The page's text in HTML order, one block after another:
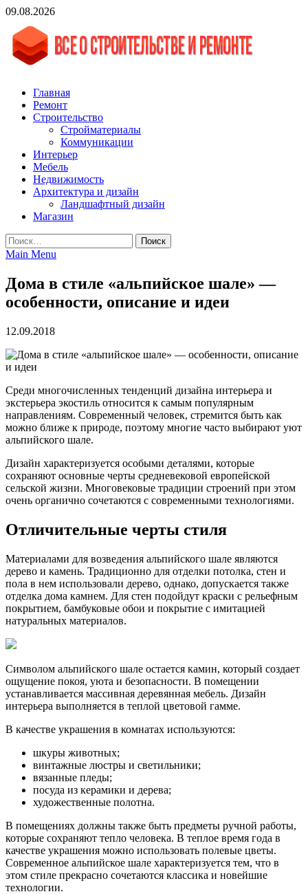
Skip
content
09.08.2026
vgasa.ru
Строительный журнал. Всё о строительстве и ремонтах
Главная
Ремонт
Строительство
Стройматериалы
Коммуникации
Интерьер
Мебель
Недвижимость
Архитектура и дизайн
Ландшафтный дизайн
Магазин
Найти:
Main Menu
Дома в стиле «альпийское шале» —
особенности, описание и идеи
12.09.2018
Среди многочисленных тенденций дизайна интерьера и
экстерьера экостиль относится к самым популярным
направлениям. Современный человек, стремится быть как
можно ближе к природе, поэтому многие часто выбирают уют
альпийского шале.
Дизайн характеризуется особыми деталями, которые
сохраняют основные черты средневековой европейской
сельской жизни. Многовековые традиции строений при этом
очень органично сочетаются с современными технологиями.
Отличительные черты стиля
Материалами для возведения альпийского шале являются
дерево и камень. Традиционно для отделки потолка, стен и
пола в нем использовали дерево, однако, допускается также
отделка дома камнем. Для стен подойдут краски с рельефным
покрытием, бамбуковые обои и покрытие с имитацией
натуральных материалов.
Символом альпийского шале остается камин, который создает
ощущение покоя, уюта и безопасности. В помещении
устанавливается массивная деревянная мебель. Дизайн
интерьера выполняется в теплой цветовой гамме.
В качестве украшения в комнатах используются:
шкуры животных;
винтажные люстры и светильники;
вязанные пледы;
посуда из керамики и дерева;
художественные полотна.
В помещениях должны также быть предметы ручной работы,
которые сохраняют тепло человека. В теплое время года в
качестве украшения можно использовать полевые цветы.
Современное альпийское шале характеризуется тем, что в
этом стиле прекрасно сочетаются классика и новейшие
технологии.